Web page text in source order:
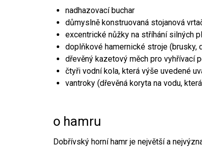
nadhazovací buchar
důmyslně konstruovaná stojanová
excentrické nůžky na stříhání silných
doplňkové hamernické stroje (brusky,
dřevěný kazetový měch pro vyhřívací
čtyři vodní kola, která výše uvedené
vantroky (dřevěná koryta na vodu,
o hamru
Dobřívský horní hamr je největší a